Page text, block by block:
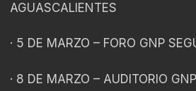
AGUASCALIENTES
· 5 DE MARZO – FORO GNP
· 8 DE MARZO – AUDITORIO